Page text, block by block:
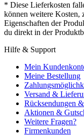
* Diese Lieferkosten
können weitere Kosten,
Eigenschaften der
du direkt in der
Hilfe & Support
Mein
Meine Bestellung
Versand &
Rücksendungen
Aktionen &
Weitere Fragen?
Firmenkunden